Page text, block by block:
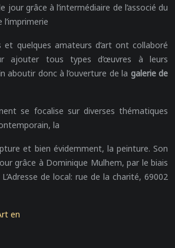
jour grâce à l’intermédiaire de l’associé du
et quelques amateurs d’art ont collaboré
ajouter tous types d’œuvres à leurs
aboutir donc à l’ouverture de la galerie de
se focalise sur diverses thématiques
la
et bien évidemment, la peinture. Son
grâce à Dominique Mulhem, par le biais
de local: rue de la charité, 69002
en